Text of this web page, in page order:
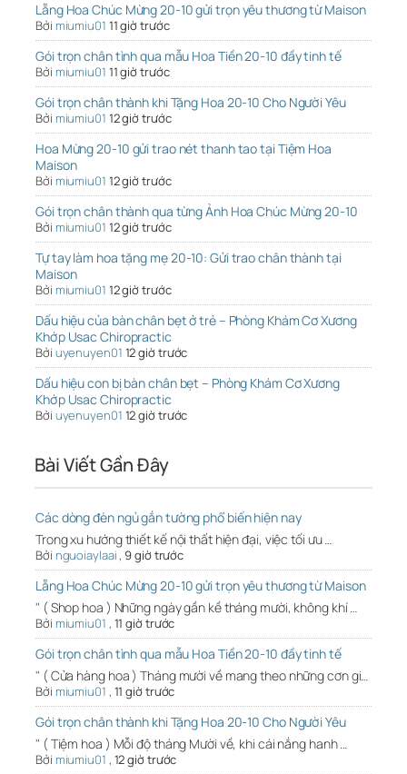
Lẵng Hoa Chúc Mừng 20-10 gửi trọn yêu thương từ Maison
Bởi miumiu01 11 giờ trước
Gói trọn chân tình qua mẫu Hoa Tiền 20-10 đầy tinh tế
Bởi miumiu01 11 giờ trước
Gói trọn chân thành khi Tặng Hoa 20-10 Cho Người Yêu
Bởi miumiu01 12 giờ trước
Hoa Mừng 20-10 gửi trao nét thanh tao tại Tiệm Hoa
Maison
Bởi miumiu01 12 giờ trước
Gói trọn chân thành qua từng Ảnh Hoa Chúc Mừng 20-10
Bởi miumiu01 12 giờ trước
Tự tay làm hoa tặng mẹ 20-10: Gửi trao chân thành tại
Maison
Bởi miumiu01 12 giờ trước
Dấu hiệu của bàn chân bẹt ở trẻ – Phòng Khám Cơ Xương
Khớp Usac Chiropractic
Bởi uyenuyen01 12 giờ trước
Dấu hiệu con bị bàn chân bẹt – Phòng Khám Cơ Xương
Khớp Usac Chiropractic
Bởi uyenuyen01 12 giờ trước
Bài Viết Gần Đây
Các dòng đèn ngủ gắn tường phổ biến hiện nay
Trong xu hướng thiết kế nội thất hiện đại, việc tối ưu …
Bởi nguoiaylaai,9 giờ trước
Lẵng Hoa Chúc Mừng 20-10 gửi trọn yêu thương từ Maison
" ( Shop hoa ) Những ngày gần kề tháng mười, không khí …
Bởi miumiu01 , 11 giờ trước
Gói trọn chân tình qua mẫu Hoa Tiền 20-10 đầy tinh tế
" ( Cửa hàng hoa ) Tháng mười về mang theo những cơn gi…
Bởi miumiu01 , 11 giờ trước
Gói trọn chân thành khi Tặng Hoa 20-10 Cho Người Yêu
" ( Tiệm hoa ) Mỗi độ tháng Mười về, khi cái nắng hanh …
Bởi miumiu01 , 12 giờ trước